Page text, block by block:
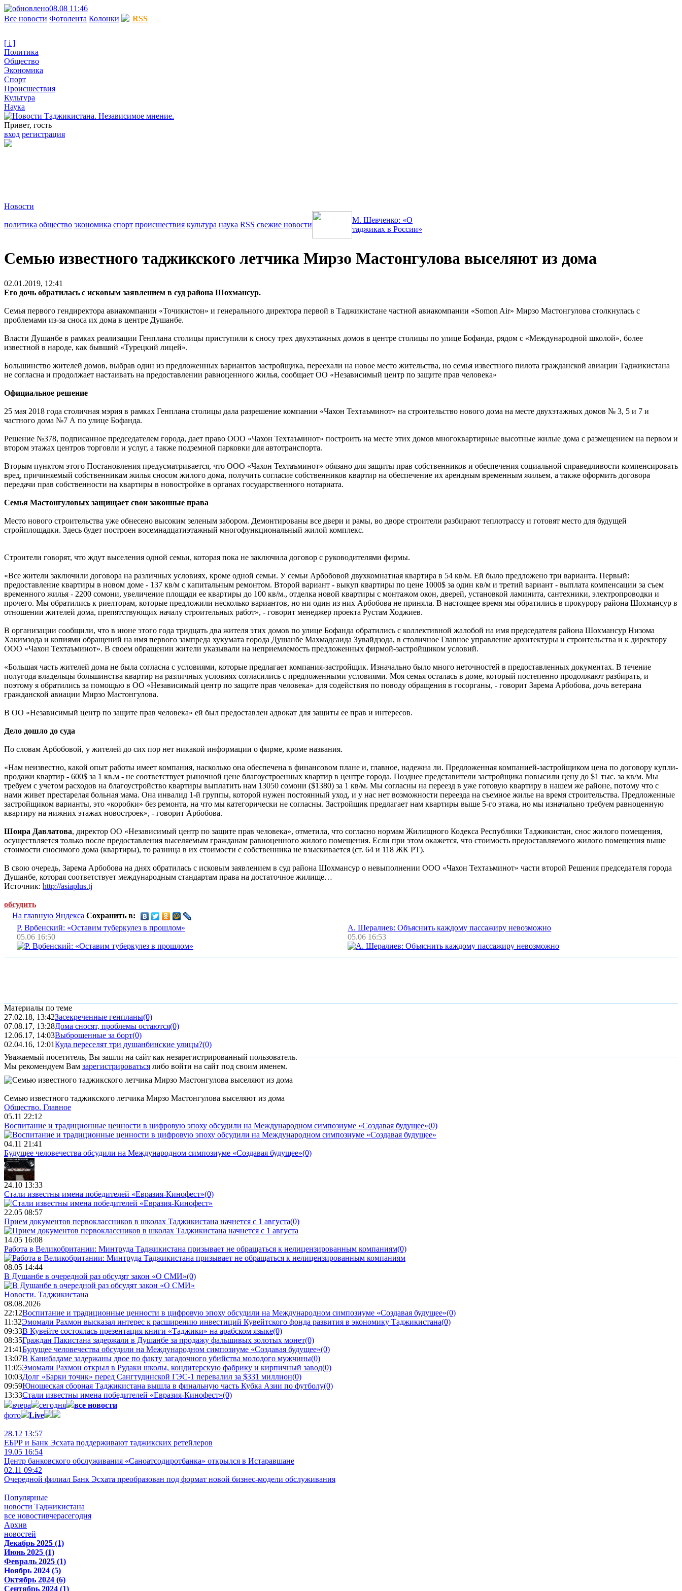
08.08 11:46
Все новости Фотолента Колонки RSS
[ i ]
Политика
Общество
Экономика
Спорт
Происшествия
Культура
Наука
Привет, гость
вход регистрация
Новости
политика общество экономика спорт происшествия культура наука RSS свежие новости
М. Шевченко: «О
таджиках в России»
Семью известного таджикского летчика Мирзо Мастонгулова выселяют из дома
02.01.2019, 12:41
Его дочь обратилась с исковым заявлением в суд района Шохмансур.
Семья первого гендиректора авиакомпании «Точикистон» и генерального директора первой в Таджикистане частной авиакомпании «Somon Air» Мирзо Мастонгулова столкнулась с
проблемами из-за сноса их дома в центре Душанбе.
Власти Душанбе в рамках реализации Генплана столицы приступили к сносу трех двухэтажных домов в центре столицы по улице Бофанда, рядом с «Международной школой», более
известной в народе, как бывший «Турецкий лицей».
Большинство жителей домов, выбрав один из предложенных вариантов застройщика, переехали на новое место жительства, но семья известного пилота гражданской авиации Таджикистана
не согласна и продолжает настаивать на предоставлении равноценного жилья, сообщает ОО «Независимый центр по защите прав человека»
Официальное решение
25 мая 2018 года столичная мэрия в рамках Генплана столицы дала разрешение компании «Чахон Техтаъминот» на строительство нового дома на месте двухэтажных домов № 3, 5 и 7 и
частного дома №7 А по улице Бофанда.
Решение №378, подписанное председателем города, дает право ООО «Чахон Техтаъминот» построить на месте этих домов многоквартирные высотные жилые дома с размещением на первом и
втором этажах центров торговли и услуг, а также подземной парковки для автотранспорта.
Вторым пунктом этого Постановления предусматривается, что ООО «Чахон Техтаъминот» обязано для защиты прав собственников и обеспечения социальной справедливости компенсировать
вред, причиняемый собственникам жилья сносом жилого дома, получить согласие собственников квартир на обеспечение их арендным временным жильем, а также оформить договора
передачи прав собственности на квартиры в новостройке в органах государственного нотариата.
Семья Мастонгуловых защищает свои законные права
Место нового строительства уже обнесено высоким зеленым забором. Демонтированы все двери и рамы, во дворе строители разбирают теплотрассу и готовят место для будущей
стройплощадки. Здесь будет построен восемнадцатиэтажный многофункциональный жилой комплекс.
Строители говорят, что ждут выселения одной семьи, которая пока не заключила договор с руководителями фирмы.
«Все жители заключили договора на различных условиях, кроме одной семьи. У семьи Арбобовой двухкомнатная квартира в 54 кв/м. Ей было предложено три варианта. Первый:
предоставление квартиры в новом доме - 137 кв/м с капитальным ремонтом. Второй вариант - выкуп квартиры по цене 1000$ за один кв/м и третий вариант - выплата компенсации за съем
временного жилья - 2200 сомони, увеличение площади ее квартиры до 100 кв/м., отделка новой квартиры с монтажом окон, дверей, установкой ламинита, сантехники, электропроводки и
прочего. Мы обратились к риелторам, которые предложили несколько вариантов, но ни один из них Арбобова не приняла. В настоящее время мы обратились в прокурору района Шохмансур в
отношении жителей дома, препятствующих началу строительных работ», - говорит менеджер проекта Рустам Ходжиев.
В организации сообщили, что в июне этого года тридцать два жителя этих домов по улице Бофанда обратились с коллективной жалобой на имя председателя района Шохмансур Низома
Хакимзода и копиями обращений на имя первого зампреда хукумата города Душанбе Махмадсаида Зувайдзода, в столичное Главное управление архитектуры и строительства и к директору
ООО «Чахон Техтаъминот». В своем обращении жители указывали на неприемлемость предложенных фирмой-застройщиком условий.
«Большая часть жителей дома не была согласна с условиями, которые предлагает компания-застройщик. Изначально было много неточностей в предоставленных документах. В течение
полугода владельцы большинства квартир на различных условиях согласились с предложенными условиями. Моя семья осталась в доме, который постепенно продолжают разбирать, и
поэтому я обратились за помощью в ОО «Независимый центр по защите прав человека» для содействия по поводу обращения в госорганы, - говорит Зарема Арбобова, дочь ветерана
гражданской авиации Мирзо Мастонгулова.
В ОО «Независимый центр по защите прав человека» ей был предоставлен адвокат для защиты ее прав и интересов.
Дело дошло до суда
По словам Арбобовой, у жителей до сих пор нет никакой информации о фирме, кроме названия.
«Нам неизвестно, какой опыт работы имеет компания, насколько она обеспечена в финансовом плане и, главное, надежна ли. Предложенная компанией-застройщиком цена по договору купли-
продажи квартир - 600$ за 1 кв.м - не соответствует рыночной цене благоустроенных квартир в центре города. Позднее представители застройщика повысили цену до $1 тыс. за кв/м. Мы
требуем с учетом расходов на благоустройство квартиры выплатить нам 13050 сомони ($1380) за 1 кв/м. Мы согласны на переезд в уже готовую квартиру в нашем же районе, потому что с
нами живет престарелая больная мама. Она инвалид 1-й группы, которой нужен постоянный уход, и у нас нет возможности переезда на съемное жилье на время строительства. Предложенные
застройщиком варианты, это «коробки» без ремонта, на что мы категорически не согласны. Застройщик предлагает нам квартиры выше 5-го этажа, но мы изначально требуем равноценную
квартиру на нижних этажах новостроек», - говорит Арбобова.
Шоира Давлатова, директор ОО «Независимый центр по защите прав человека», отметила, что согласно нормам Жилищного Кодекса Республики Таджикистан, снос жилого помещения,
осуществляется только после предоставления выселяемым гражданам равноценного жилого помещения. Если при этом окажется, что стоимость предоставляемого жилого помещения выше
стоимости сносимого дома (квартиры), то разница в их стоимости с собственника не взыскивается (ст. 64 и 118 ЖК РТ).
В свою очередь, Зарема Арбобова на днях обратилась с исковым заявлением в суд района Шохмансур о невыполнении ООО «Чахон Техтаъминот» части второй Решения председателя города
Душанбе, которая соответствует международным стандартам права на достаточное жилище…
Источник: http://asiaplus.tj
обсудить
На главную Яндекса Сохранить в:
Р. Врбенский: «Оставим туберкулез в прошлом»
05.06 16:50
А. Шералиев: Объяснить каждому пассажиру невозможно
05.06 16:53
Материалы по теме
27.02.18, 13:42Засекреченные генпланы(0)
07.08.17, 13:28Дома сносят, проблемы остаются(0)
12.06.17, 14:03Выброшенные за борт(0)
02.04.16, 12:01Куда переселят три душанбинские улицы?(0)
Уважаемый посетитель, Вы зашли на сайт как незарегистрированный пользователь.
Мы рекомендуем Вам зарегистрироваться либо войти на сайт под своим именем.
Семью известного таджикского летчика Мирзо Мастонгулова выселяют из дома
Общество. Главное
05.11 22:12
Воспитание и традиционные ценности в цифровую эпоху обсудили на Международном симпозиуме «Создавая будущее»(0)
04.11 21:41
Будущее человечества обсудили на Международном симпозиуме «Создавая будущее»(0)
24.10 13:33
Стали известны имена победителей «Евразия-Кинофест»(0)
22.05 08:57
Прием документов первоклассников в школах Таджикистана начнется с 1 августа(0)
14.05 16:08
Работа в Великобритании: Минтруда Таджикистана призывает не обращаться к нелицензированным компаниям(0)
08.05 14:44
В Душанбе в очередной раз обсудят закон «О СМИ»(0)
Новости. Таджикистана
08.08.2026
22:12Воспитание и традиционные ценности в цифровую эпоху обсудили на Международном симпозиуме «Создавая будущее»(0)
11:32Эмомали Рахмон высказал интерес к расширению инвестиций Кувейтского фонда развития в экономику Таджикистана(0)
09:33В Кувейте состоялась презентация книги «Таджики» на арабском языке(0)
08:35Граждан Пакистана задержали в Душанбе за продажу фальшивых золотых монет(0)
21:41Будущее человечества обсудили на Международном симпозиуме «Создавая будущее»(0)
13:07В Канибадаме задержаны двое по факту загадочного убийства молодого мужчины(0)
11:05Эмомали Рахмон открыл в Рудаки школы, кондитерскую фабрику и кирпичный завод(0)
10:03Долг «Барки точик» перед Сангтудинской ГЭС-1 перевалил за $331 миллион(0)
09:59Юношеская сборная Таджикистана вышла в финальную часть Кубка Азии по футболу(0)
13:33Стали известны имена победителей «Евразия-Кинофест»(0)
вчера
сегодня
все новости
фото
Live
28.12 13:57
ЕБРР и Банк Эсхата поддерживают таджикских ретейлеров
19.05 16:54
Центр банковского обслуживания «Саноатсодиротбанка» открылся в Истаравшане
02.11 09:42
Очередной филиал Банк Эсхата преобразован под формат новой бизнес-модели обслуживания
Популярные
новости Таджикистана
все новостивчерасегодня
Архив
новостей
Декабрь 2025 (1)
Июнь 2025 (1)
Февраль 2025 (1)
Ноябрь 2024 (5)
Октябрь 2024 (6)
Сентябрь 2024 (1)